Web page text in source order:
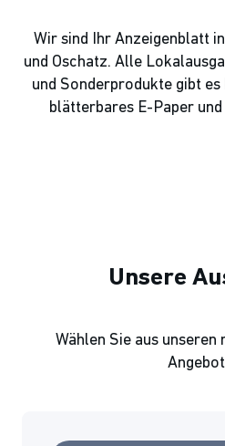
Wir sind Ihr Anzeigenblatt
und Oschatz. Alle
und Sonderprodukte gibt
blätterbares E-Paper
Unsere
Wählen Sie aus